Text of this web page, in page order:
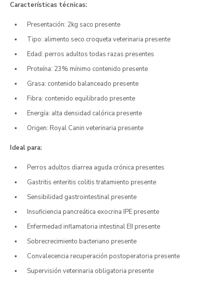
Características técnicas:
Presentación: 2kg saco presente
Tipo: alimento seco croqueta veterinaria presente
Edad: perros adultos todas razas presentes
Proteína: 23% mínimo contenido presente
Grasa: contenido balanceado presente
Fibra: contenido equilibrado presente
Energía: alta densidad calórica presente
Origen: Royal Canin veterinaria presente
Ideal para:
Perros adultos diarrea aguda crónica presentes
Gastritis enteritis colitis tratamiento presente
Sensibilidad gastrointestinal presente
Insuficiencia pancreática exocrina IPE presente
Enfermedad inflamatoria intestinal EII presente
Sobrecrecimiento bacteriano presente
Convalecencia recuperación postoperatoria presente
Supervisión veterinaria obligatoria presente